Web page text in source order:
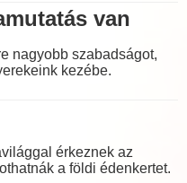
van
nagyobb szabadságot,
kezébe.
érkeznek az
a földi édenkertet.